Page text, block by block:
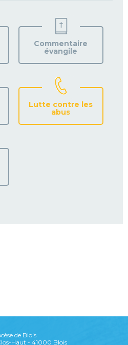
VOTRE
PAROISSE
Commentaire
évangile
Lutte contre les
abus
de Blois
Haut - 41000 Blois